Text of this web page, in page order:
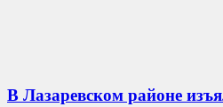
В Лазаревском районе